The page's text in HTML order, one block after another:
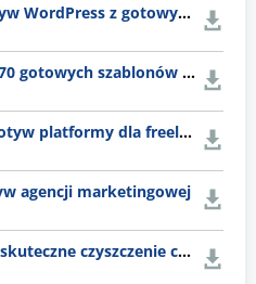
Soledad 8.6.0 - motyw WordPress z gotowymi układami
MinimogWP 3.5.5 - 70 gotowych szablonów e-commerce
Workreap 3.2.2 - motyw platformy dla freelancerów
agencji marketingowej
WP Rocket 3.19.0.1 skuteczne czyszczenie cache WordPress